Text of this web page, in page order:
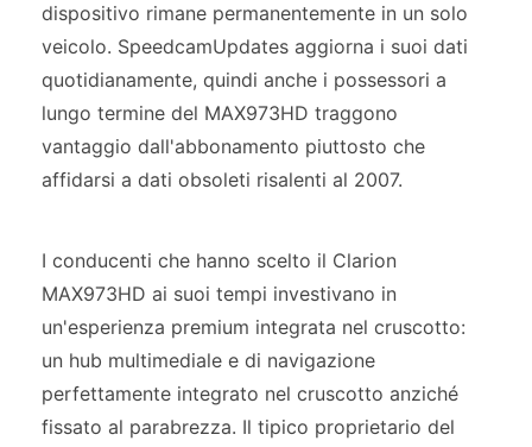
dispositivo rimane permanentemente in un solo
veicolo. SpeedcamUpdates aggiorna i suoi dati
quotidianamente, quindi anche i possessori a
lungo termine del MAX973HD traggono
vantaggio dall'abbonamento piuttosto che
affidarsi a dati obsoleti risalenti al 2007.
I conducenti che hanno scelto il Clarion
MAX973HD ai suoi tempi investivano in
un'esperienza premium integrata nel cruscotto:
un hub multimediale e di navigazione
perfettamente integrato nel cruscotto anziché
fissato al parabrezza. Il tipico proprietario del